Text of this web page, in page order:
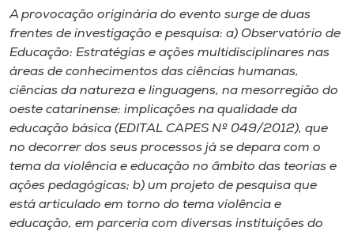
A provocação originária do evento surge de duas
frentes de investigação e pesquisa: a) Observatório de
Educação: Estratégias e ações multidisciplinares nas
áreas de conhecimentos das ciências humanas,
ciências da natureza e linguagens, na mesorregião do
oeste catarinense: implicações na qualidade da
educação básica (EDITAL CAPES Nº 049/2012), que
no decorrer dos seus processos já se depara com o
tema da violência e educação no âmbito das teorias e
ações pedagógicas; b) um projeto de pesquisa que
está articulado em torno do tema violência e
educação, em parceria com diversas instituições do